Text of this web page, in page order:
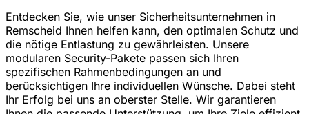
Entdecken Sie, wie unser Sicherheitsunternehmen in
Remscheid Ihnen helfen kann, den optimalen Schutz und
die nötige Entlastung zu gewährleisten. Unsere
modularen Security-Pakete passen sich Ihren
spezifischen Rahmenbedingungen an und
berücksichtigen Ihre individuellen Wünsche. Dabei steht
Ihr Erfolg bei uns an oberster Stelle. Wir garantieren